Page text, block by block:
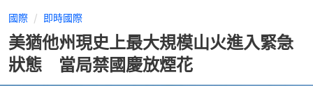
國際 即時國際
美猶他州現史上最大規模山火進入緊急
狀態 當局禁國慶放煙花